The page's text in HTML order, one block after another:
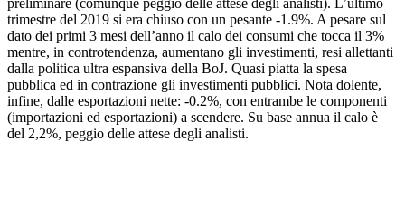
preliminare (comunque peggio delle attese degli analisti). L’ultimo
trimestre del 2019 si era chiuso con un pesante -1.9%. A pesare sul
dato dei primi 3 mesi dell’anno il calo dei consumi che tocca il 3%
mentre, in controtendenza, aumentano gli investimenti, resi allettanti
dalla politica ultra espansiva della BoJ. Quasi piatta la spesa
pubblica ed in contrazione gli investimenti pubblici. Nota dolente,
infine, dalle esportazioni nette: -0.2%, con entrambe le componenti
(importazioni ed esportazioni) a scendere. Su base annua il calo è
del 2,2%, peggio delle attese degli analisti.